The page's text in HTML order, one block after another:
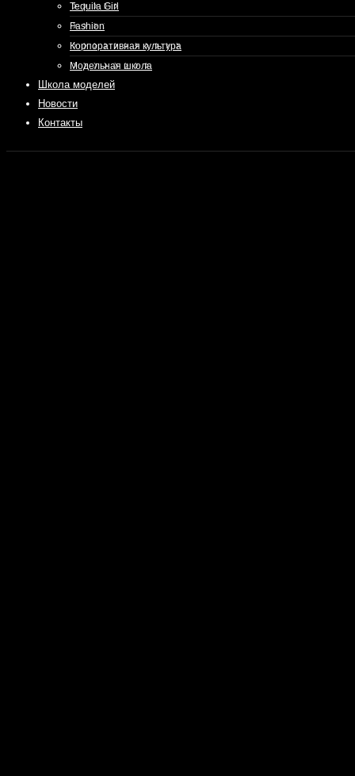
Tequila Girl
Fashion
Корпоративная культура
Модельная школа
Школа моделей
Новости
Контакты